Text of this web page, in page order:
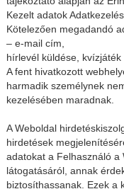
Kezelt adatok
Kötelezően megadandó
– e-mail cím,
hírlevél küldése,
A fent hivatkozott
harmadik személynek
kezelésében maradnak.
A Weboldal
hirdetések
adatokat a Felhasználó a
látogatásáról, annak
biztosíthassanak. Ezek a